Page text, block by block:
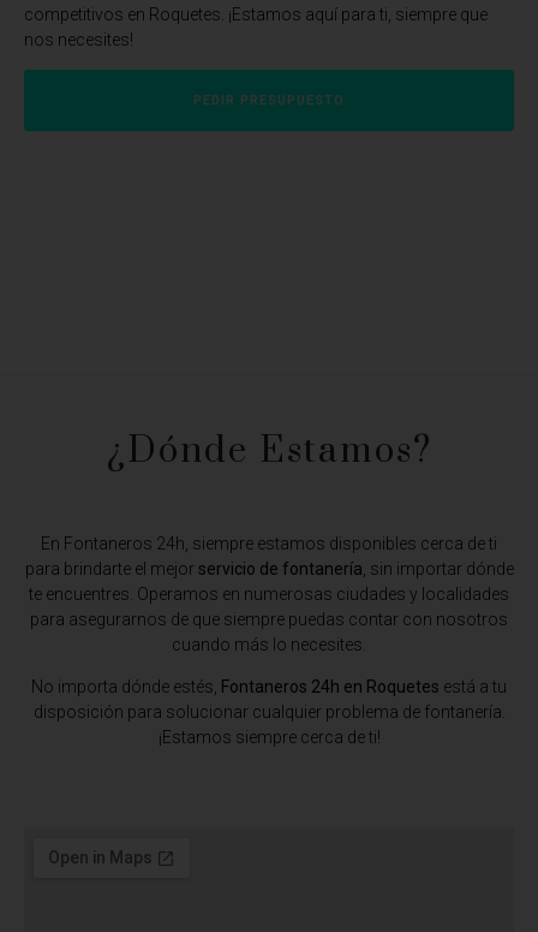
competitivos en Roquetes. ¡Estamos aquí para ti, siempre que
nos necesites!
PEDIR PRESUPUESTO
¿Dónde Estamos?​
En Fontaneros 24h, siempre estamos disponibles cerca de ti
para brindarte el mejor servicio de fontanería , sin importar dónde
te encuentres. Operamos en numerosas ciudades y localidades
para asegurarnos de que siempre puedas contar con nosotros
cuando más lo necesites.
No importa dónde estés, Fontaneros 24h en Roquetes está a tu
disposición para solucionar cualquier problema de fontanería.
¡Estamos siempre cerca de ti!